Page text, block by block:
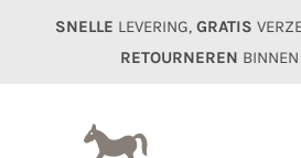
SNELLE LEVERING, GRATIS
RETOURNEREN